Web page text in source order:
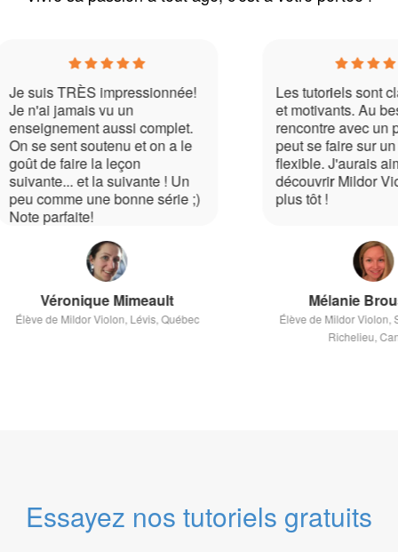
un
complet.
et on a le
leçon
suivante ! Un
bonne série ;)
Mimeault
Lévis, Québec
Les tutoriels sont clairs, précis
et motivants. Au besoin, la
rencontre avec un professeur
peut se faire sur un horaire très
flexible. J'aurais aimé
découvrir Mildor Violon bien
plus tôt !
Mélanie Brousseau
Élève de Mildor Violon, Saint-Jean-sur-
Essayez nos tutoriels gratuits